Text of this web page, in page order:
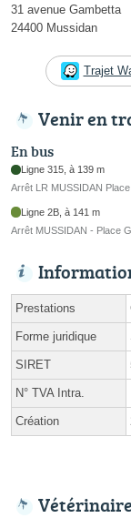
31 avenue Gambetta
24400 Mussidan
Trajet
Venir en
En bus
Ligne 315, à 139 m
Arrêt LR MUSSIDAN
Ligne 2B, à 141 m
Arrêt MUSSIDAN - Place
Prestations
Forme juridique
SIRET
N° TVA Intra.
Création